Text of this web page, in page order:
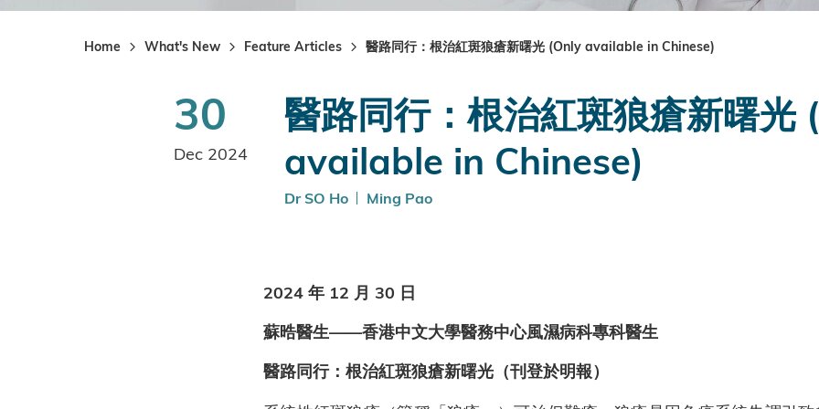
Home What's New Feature Articles 醫路同行：根治紅斑狼瘡新曙光 (Only available in Chinese)
30
Dec 2024
醫路同行：根治紅斑狼瘡新曙光
available in Chinese)
Dr SO Ho Ming Pao
2024 年 12 月 30 日
蘇晧醫生——香港中文大學醫務中心風濕病科專科醫生
醫路同行：根治紅斑狼瘡新曙光（刊登於明報）